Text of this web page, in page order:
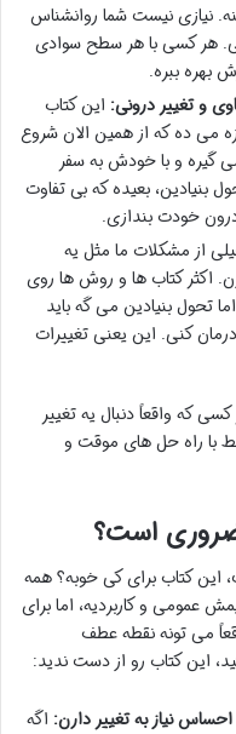
نیازی نیست شما روانشناس
هر کسی با هر سطح سوادی
بهره ببره.
و تغییر درونی: این کتاب
می ده که از همین الان شروع
گیره و با خودش به سفر
بنیادین، بعیده که بی تفاوت
خودت بندازی.
از مشکلات ما مثل یه
اکثر کتاب ها و روش ها روی
تحول بنیادین می گه باید
کنی. این یعنی تغییرات
که واقعاً دنبال یه تغییر
با راه حل های موقت و
است؟
این کتاب برای کی خوبه؟ همه
عمومی و کاربردیه، اما برای
می تونه نقطه عطف
این کتاب رو از دست ندید:
نیاز به تغییر دارن: اگه